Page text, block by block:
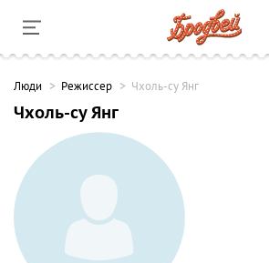
Люди Режиссер Чхоль-су Янг
Чхоль-су Янг